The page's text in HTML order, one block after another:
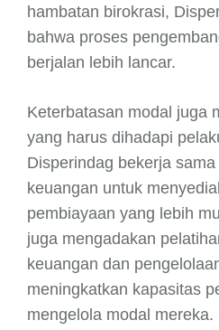
hambatan birokrasi,
bahwa proses
berjalan lebih lancar.
Keterbatasan modal juga
yang harus dihadapi
Disperindag bekerja
keuangan untuk
pembiayaan yang lebih
juga mengadakan
keuangan dan
meningkatkan kapasitas
mengelola modal